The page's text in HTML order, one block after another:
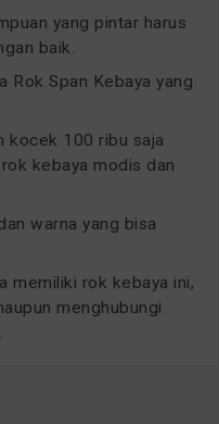
yang pintar harus
baik.
Rok Span Kebaya yang
kocek 100 ribu saja
kebaya modis dan
warna yang bisa
memiliki rok kebaya ini,
menghubungi